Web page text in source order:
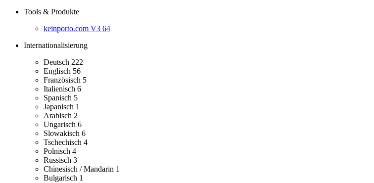
Tools & Produkte
keinporto.com V3 64
Internationalisierung
Deutsch 222
Englisch 56
Französisch 5
Italienisch 6
Spanisch 5
Japanisch 1
Arabisch 2
Ungarisch 6
Slowakisch 6
Tschechisch 4
Polnisch 4
Russisch 3
Chinesisch / Mandarin 1
Bulgarisch 1